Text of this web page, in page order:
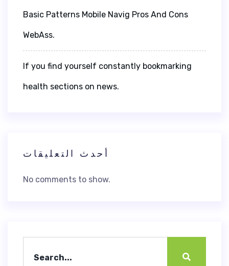
Basic Patterns Mobile Navig Pros And Cons
WebAss.
If you find yourself constantly bookmarking
health sections on news.
أحدث التعليقات
No comments to show.